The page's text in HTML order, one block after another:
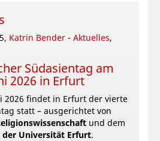
Katrin Bender - Aktuelles,
Südasientag am
2026 in Erfurt
2026 findet in Erfurt der vierte
statt – ausgerichtet von
und dem
der Universität Erfurt.